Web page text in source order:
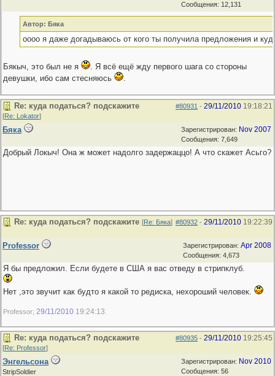
Сообщения: 12,131
Автор: Бяка
оооо я даже догадываюсь от кого ты получила предложения и
Бякыч, это был не я
. Я всё ещё жду первого шага со стороны
девушки, ибо сам стесняюсь
.
#80931 - 29/11/2010 19:18:21
Re: куда податься? подскажите
[Re: Lokator]
Зарегистрирован: Nov 2007
Сообщения: 7,649
Бяка
Добрый Локыч! Она ж может надолго задержаццо! А что скажет Асьго?
#80932 - 29/11/2010 19:22:39
Re: куда податься? подскажите [Re: Бяка]
Зарегистрирован: Apr 2008
Сообщения: 4,673
Professor
Я бы предложил. Если будете в США я вас отведу в стрипклуб.
Нет ,это звучит как будто я какой то редиска, нехороший человек.
Professor; 29/11/2010 19:24:13
#80935 - 29/11/2010 19:25:45
Re: куда податься? подскажите
[Re: Professor]
Зарегистрирован: Nov 2010
Сообщения: 56
Энгельсона
StripSoldier